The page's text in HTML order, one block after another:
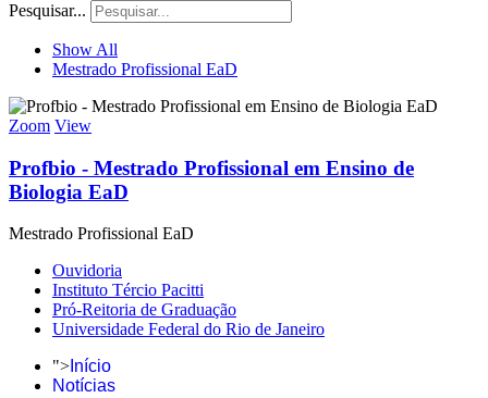
Pesquisar...
Show All
Mestrado Profissional EaD
Zoom View
Profbio - Mestrado Profissional em Ensino de
Biologia EaD
Mestrado Profissional EaD
Ouvidoria
Instituto Tércio Pacitti
Pró-Reitoria de Graduação
Universidade Federal do Rio de Janeiro
"> Início
Notícias